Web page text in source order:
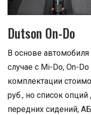
Dutson On-Do
В основе автомобиля
случае с Mi-Do, On-
комплектации
руб., но список
передних сидений,